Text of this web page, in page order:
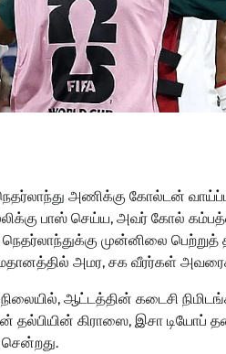
அணிக்கு கோல்டன்
பாஸ் செய்ய, அவர் கோல்
முன்னிலை பெற்றுத்
அமர, சக வீரர்கள்
நிலையில், ஆட்டத்தின் கடைசி
தல்பியின் கிராஸை, இசா
சென்றது.